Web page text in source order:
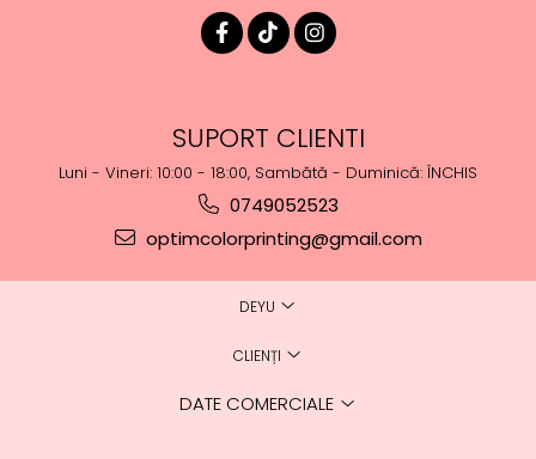
SUPORT CLIENTI
Luni - Vineri: 10:00 - 18:00, Sambătă - Duminică: ÎNCHIS
0749052523
optimcolorprinting@gmail.com
DEYU
CLIENȚI
DATE COMERCIALE